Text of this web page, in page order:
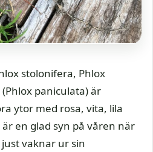
stolonifera, Phlox
paniculata) är
ytor med rosa, vita, lila
en glad syn på våren när
vaknar ur sin